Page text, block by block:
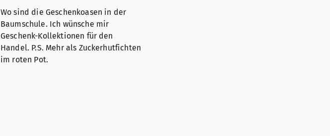
Wo sind die Geschenkoasen in der
Baumschule. Ich wünsche mir
Geschenk-Kollektionen für den
Handel. P.S. Mehr als Zuckerhutfichten
im roten Pot.